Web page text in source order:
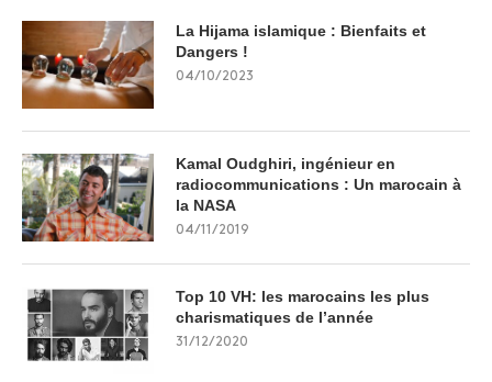
La Hijama islamique : Bienfaits et
Dangers !
04/10/2023
Kamal Oudghiri, ingénieur en
radiocommunications : Un marocain à
la NASA
04/11/2019
Top 10 VH: les marocains les plus
charismatiques de l’année
31/12/2020